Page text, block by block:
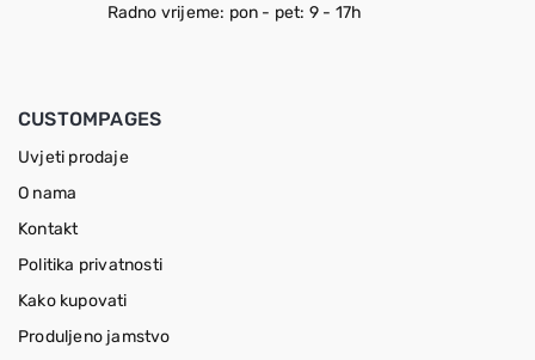
Radno vrijeme: pon - pet: 9 - 17h
CUSTOMPAGES
Uvjeti prodaje
O nama
Kontakt
Politika privatnosti
Kako kupovati
Produljeno jamstvo